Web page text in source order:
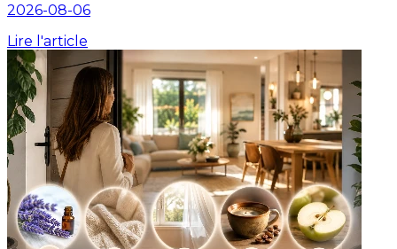
2026-08-06
Lire l'article